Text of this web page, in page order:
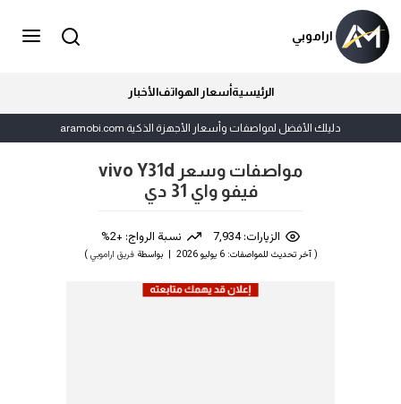
اراموبي
الرئيسيةأسعار الهواتفالأخبار
دليلك الأفضل لمواصفات وأسعار الأجهزة الذكية aramobi.com
مواصفات وسعر vivo Y31d
فيفو واي 31 دي
الزيارات: 7,934 نسبة الرواج: +2%
( آخر تحديث للمواصفات: 6 يوليو 2026 | بواسطة فريق اراموبي)